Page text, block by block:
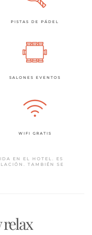
PISTAS DE PÁDEL
SALONES EVENTOS
WIFI GRATIS
EN EL HOTEL. ES
TAMBIÉN SE
relax